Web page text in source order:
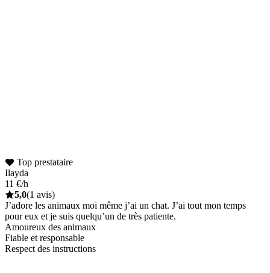
Top prestataire
Ilayda
11 €/h
5,0(1 avis)
J’adore les animaux moi même j’ai un chat. J’ai tout mon temps
pour eux et je suis quelqu’un de très patiente.
Amoureux des animaux
Fiable et responsable
Respect des instructions